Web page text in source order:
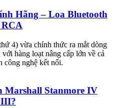
Hãng – Loa Bluetooth
4) vừa chính thức ra mắt dòng
hàng loạt nâng cấp lớn về cả
công nghệ kết nối.
Marshall Stanmore IV
III?